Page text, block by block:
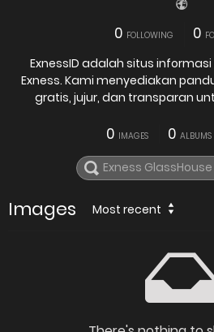
0 FOLLOWING 0
ExnessID adalah situs
Exness. Kami menyediakan
gratis, jujur, dan transparan
0 IMAGES 0 ALBUMS
Images Most recent